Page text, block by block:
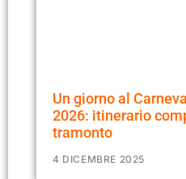
Un giorno al
2026: itinerario
tramonto
4 DICEMBRE 2025